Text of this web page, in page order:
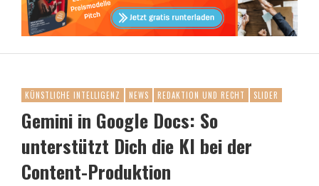
KÜNSTLICHE INTELLIGENZ NEWS REDAKTION UND RECHT SLIDER
Gemini in Google Docs: So
unterstützt Dich die KI bei der
Content-Produktion